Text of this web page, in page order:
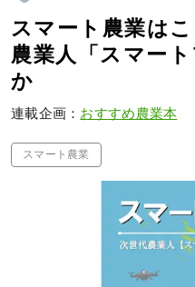
スマート農業は
農業人「スマー
か
連載企画： おすすめ農業本
スマート農業